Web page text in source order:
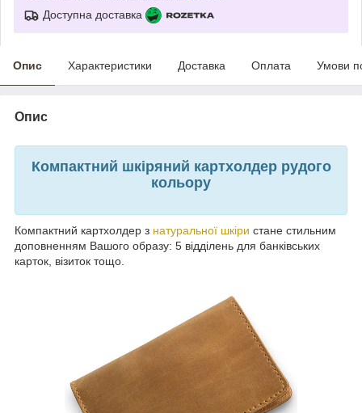
Доступна доставка
Опис Характеристики Доставка Оплата Умови
Опис
Компактний шкіряний картхолдер рудого
кольору
Компактний картхолдер з натуральної шкіри стане стильним
доповненням Вашого образу: 5 відділень для банківських
карток, візиток тощо.